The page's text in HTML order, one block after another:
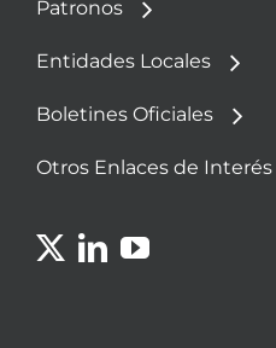
Patronos
Entidades Locales
Boletines Oficiales
Otros Enlaces de Interés